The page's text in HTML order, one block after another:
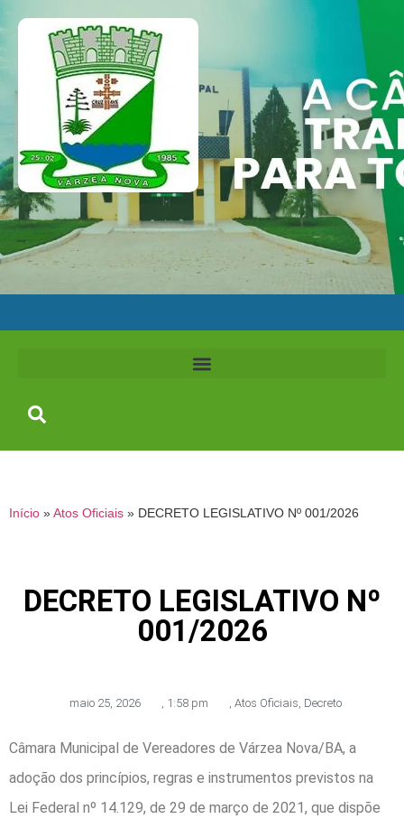
Início » Atos Oficiais » DECRETO LEGISLATIVO Nº 001/2026
DECRETO LEGISLATIVO Nº
001/2026
maio 25, 2026 , 1:58 pm , Atos Oficiais, Decreto
Câmara Municipal de Vereadores de Várzea Nova/BA, a
adoção dos princípios, regras e instrumentos previstos na
Lei Federal nº 14.129, de 29 de março de 2021, que dispõe